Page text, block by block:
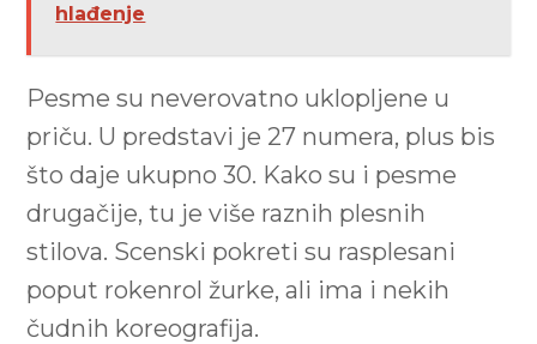
hlađenje
Pesme su neverovatno uklopljene u
priču. U predstavi je 27 numera, plus bis
što daje ukupno 30. Kako su i pesme
drugačije, tu je više raznih plesnih
stilova. Scenski pokreti su rasplesani
poput rokenrol žurke, ali ima i nekih
čudnih koreografija.